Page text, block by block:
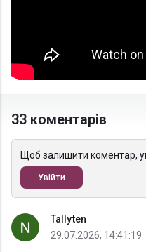
33 коментарів
Щоб залишити коментар,
Увійти
Tallyten
29.07.2026, 14:41:19